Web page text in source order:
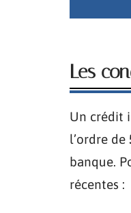
Les
Un crédit
l’ordre de
banque.
récentes :